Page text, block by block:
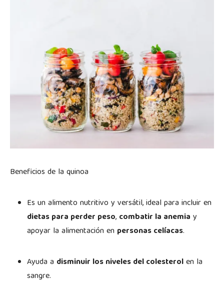
Beneficios de la quinoa
Es un alimento nutritivo y versátil, ideal para incluir en
dietas para perder peso, combatir la anemia y
apoyar la alimentación en personas celíacas.
Ayuda a disminuir los niveles del colesterolen la
sangre.